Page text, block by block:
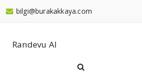
bilgi@burakakkaya.com
Randevu Al